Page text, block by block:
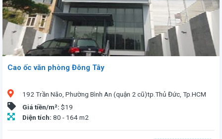
Cao ốc văn phòng Đông Tây
192 Trần Não, Phường Bình An (quận 2 cũ)tp.Thủ Đức, Tp.HCM
Giá tiền/m²: $19
Diện tích: 80 - 164 m2